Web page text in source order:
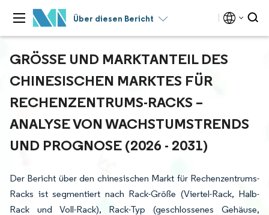
Über diesen Bericht
GRÖSSE UND MARKTANTEIL DES C
HINESISCHEN MARKTES FÜR R
ECHENZENTRUMS-RACKS – A
NALYSE VON WACHSTUMSTRENDS U
ND PROGNOSE (2026 - 2031)
Der Bericht über den chinesischen Markt für Rechenzentrums-
Racks ist segmentiert nach Rack-Größe (Viertel-Rack, Halb-
Rack und Voll-Rack), Rack-Typ (geschlossenes Gehäuse,